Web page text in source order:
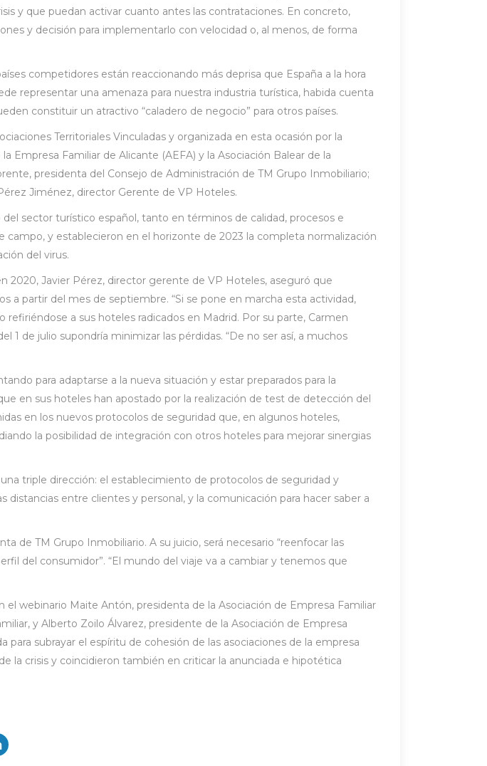
y que puedan activar cuanto antes las contrataciones. En concreto,
y decisión para implementarlo con velocidad o, al menos, de forma
competidores están reaccionando más deprisa que España a la hora
representar una amenaza para nuestra industria turística, habida cuenta
constituir un atractivo “caladero de negocio” para otros países.
Territoriales Vinculadas y organizada en esta ocasión por la
Empresa Familiar de Alicante (AEFA) y la Asociación Balear de la
presidenta del Consejo de Administración de TM Grupo Inmobiliario;
Jiménez, director Gerente de VP Hoteles.
sector turístico español, tanto en términos de calidad, procesos e
y establecieron en el horizonte de 2023 la completa normalización
del virus.
2020, Javier Pérez, director gerente de VP Hoteles, aseguró que
a partir del mes de septiembre. “Si se pone en marcha esta actividad,
a sus hoteles radicados en Madrid. Por su parte, Carmen
1 de julio supondría minimizar las pérdidas. “De no ser así, a muchos
para adaptarse a la nueva situación y estar preparados para la
en sus hoteles han apostado por la realización de test de detección del
en los nuevos protocolos de seguridad que, en algunos hoteles,
la posibilidad de integración con otros hoteles para mejorar sinergias
triple dirección: el establecimiento de protocolos de seguridad y
entre clientes y personal, y la comunicación para hacer saber a
de TM Grupo Inmobiliario. A su juicio, será necesario “reenfocar las
del consumidor”. “El mundo del viaje va a cambiar y tenemos que
webinario Maite Antón, presidenta de la Asociación de Empresa Familiar
y Alberto Zoilo Álvarez, presidente de la Asociación de Empresa
para subrayar el espíritu de cohesión de las asociaciones de la empresa
la crisis y coincidieron también en criticar la anunciada e hipotética